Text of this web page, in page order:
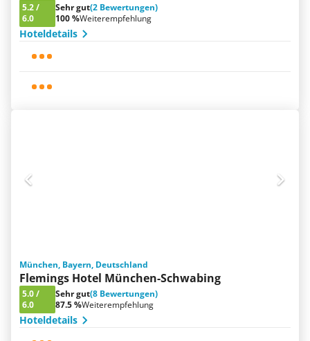
5.2/
6.0
Sehr gut(2 Bewertungen)
100 %Weiterempfehlung
Hoteldetails
München, Bayern, Deutschland
Flemings Hotel München-Schwabing
5.0/
6.0
Sehr gut(8 Bewertungen)
87.5 %Weiterempfehlung
Hoteldetails